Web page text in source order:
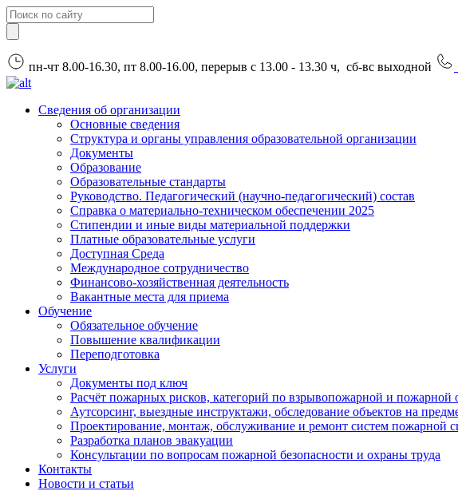
пн-чт 8.00-16.30, пт 8.00-16.00, перерыв с 13.00 - 13.30 ч, сб-вс выходной
Сведения об организации
Основные сведения
Структура и органы управления образовательной организации
Документы
Образование
Образовательные стандарты
Руководство. Педагогический (научно-педагогический) состав
Справка о материально-техническом обеспечении 2025
Стипендии и иные виды материальной поддержки
Платные образовательные услуги
Доступная Среда
Международное сотрудничество
Финансово-хозяйственная деятельность
Вакантные места для приема
Обучение
Обязательное обучение
Повышение квалификации
Переподготовка
Услуги
Документы под ключ
Расчёт пожарных рисков, категорий по взрывопожарной и пожарной
Аутсорсинг, выездные инструктажи, обследование объектов на
Проектирование, монтаж, обслуживание и ремонт систем пожарной
Разработка планов эвакуации
Консультации по вопросам пожарной безопасности и охраны труда
Контакты
Новости и статьи